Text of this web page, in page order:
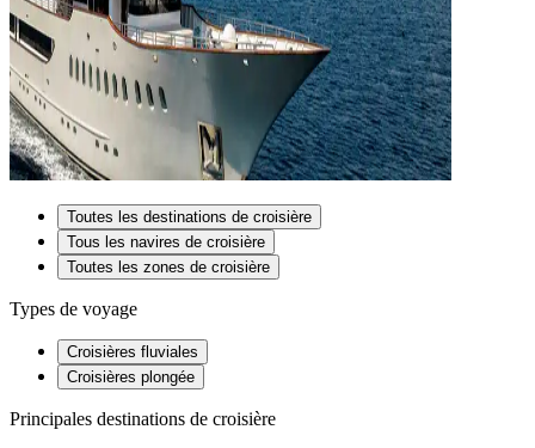
Toutes les destinations de croisière
Tous les navires de croisière
Toutes les zones de croisière
Types de voyage
Croisières fluviales
Croisières plongée
Principales destinations de croisière